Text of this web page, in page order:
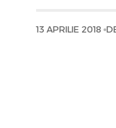
13 APRILIE 2018